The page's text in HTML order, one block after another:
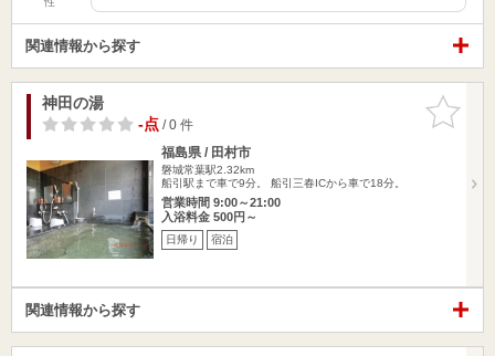
関連情報から探す
お気に入
りに追加
神田の湯
-点/ 0 件
福島県 / 田村市
磐城常葉駅2.32km
船引駅まで車で9分。 船引三春ICから車で18分。
営業時間 9:00～21:00
入浴料金 500円～
日帰り 宿泊
関連情報から探す